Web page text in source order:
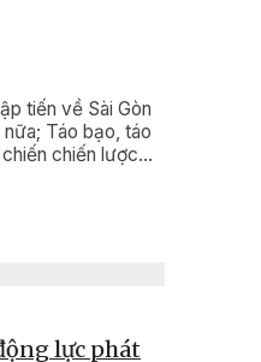
tiến về Sài Gòn
Táo bạo, táo
chiến lược
lực phát